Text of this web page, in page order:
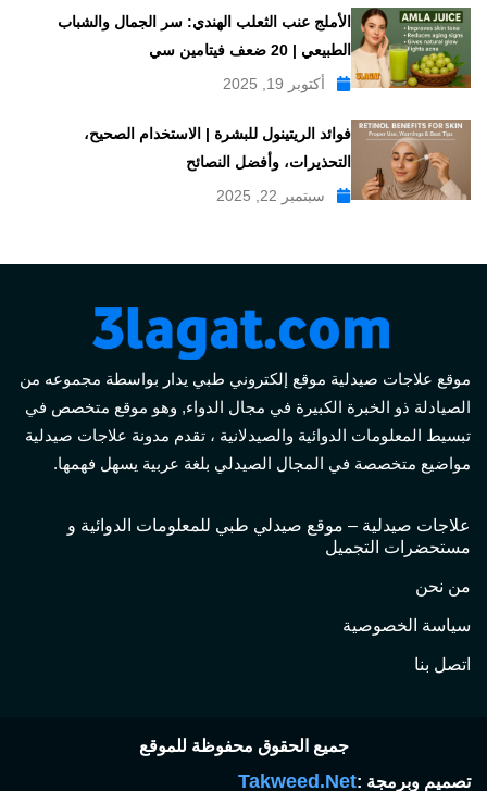
الأملج عنب الثعلب الهندي: سر الجمال والشباب
الطبيعي | 20 ضعف فيتامين سي
أكتوبر 19, 2025
فوائد الريتينول للبشرة | الاستخدام الصحيح،
التحذيرات، وأفضل النصائح
سبتمبر 22, 2025
موقع علاجات صيدلية موقع إلكتروني طبي يدار بواسطة مجموعه من
الصيادلة ذو الخبرة الكبيرة في مجال الدواء, وهو موقع متخصص في
تبسيط المعلومات الدوائية والصيدلانية ، تقدم مدونة علاجات صيدلية
مواضيع متخصصة في المجال الصيدلي بلغة عربية يسهل فهمها.
علاجات صيدلية – موقع صيدلي طبي للمعلومات الدوائية و
مستحضرات التجميل
من نحن
سياسة الخصوصية
اتصل بنا
جميع الحقوق محفوظة للموقع
تصميم وبرمجة :Takweed.Net